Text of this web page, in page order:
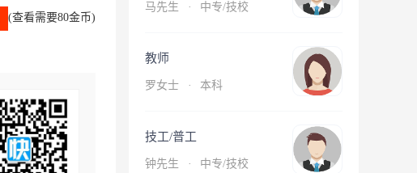
(查看需要80金币)
马先生 · 中专/技校
教师
罗女士 · 本科
技工/普工
钟先生 · 中专/技校